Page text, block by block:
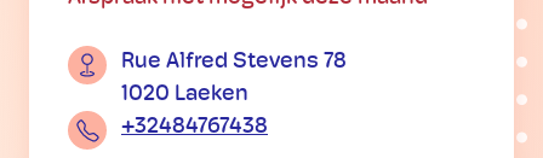
Rue Alfred Stevens 78
1020 Laeken
+32484767438